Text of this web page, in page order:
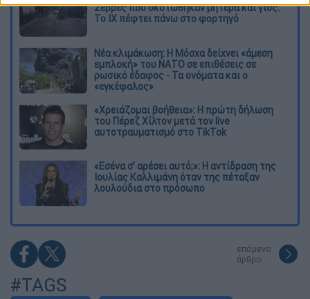
Σέρρες που σκοτώθηκαν μητέρα και γιος:
Το ΙΧ πέφτει πάνω στο φορτηγό
Νέα κλιμάκωση: Η Μόσχα δείχνει «άμεση
εμπλοκή» του ΝΑΤΟ σε επιθέσεις σε
ρωσικό έδαφος - Τα ονόματα και ο
«εγκέφαλος»
«Χρειάζομαι βοήθεια»: Η πρώτη δήλωση
του Πέρεζ Χίλτον μετά τον live
αυτοτραυματισμό στο TikTok
«Εσένα σ’ αρέσει αυτό;»: Η αντίδραση της
Ιουλίας Καλλιμάνη όταν της πέταξαν
λουλούδια στο πρόσωπο
επόμενο
άρθρο
#TAGS